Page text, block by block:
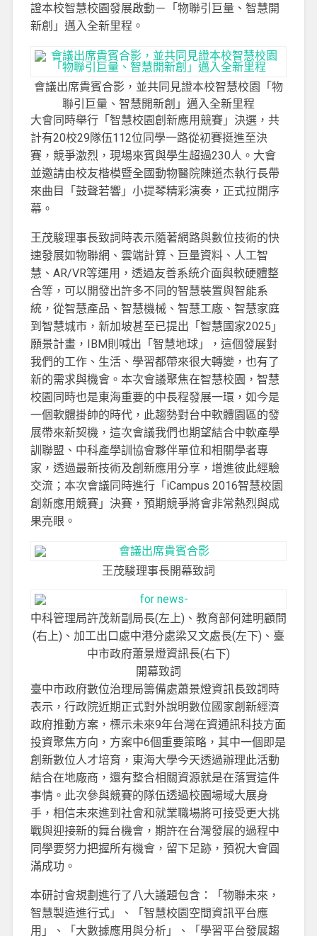
證本校智慧校園發展啟動－「物聯引巨量、智慧開
新創」邁入全新里程。
會議出席貴賓合影，並共同見證本校智慧校園「物
聯引巨量、智慧開新創」邁入全新里程
大會同時舉行「智慧校園創新應用競賽」決選，共
計有20校29隊伍112位同學一路從初賽挺進至決
賽，競爭激烈，現場來賓與學生超過230人。大會
並邀請由校友楷模暨全國動物醫院陳道杰執行長帶
來曲目「鼓聲若響」小提琴精彩演奏，正式拉開序
幕。
王茂駿理事長致詞時表示隨著網路與數位技術的快
速發展如物聯網、雲端計算、巨量資料、人工智
慧、AR/VR等運用，透過友善系統介面與軟硬體整
合等，可以開發出許多不同的智慧裝置與智能系
統，從智慧產品、智慧機械、智慧工廠、智慧家庭
到智慧城市，新加坡甚至已提出「智慧國家2025」
願景計畫，IBM則喊出「智慧地球」，這個發展對
我們的工作、生活、學習都帶來很大轉變，也有了
新的需求與機會。本次會議聚焦在智慧校園，智慧
校園同時也是東海重要的中長程發展一環，如今是
一個軟體掛帥的時代，此趨勢對台中軟體園區的發
展帶來新契機，這次會議我們也期望結合中軟產學
訓聯盟、中科產學訓協會夥伴單位和相關學者專
家，透過最新技術及創新應用分享，增進彼此經驗
交流；本次會議同時進行「iCampus 2016智慧校園
創新應用競賽」決賽，預期競爭將會非常熱烈與成
果亮眼。
王茂駿理事長開幕致詞
中科管理局許茂新副局長(左上)、教育部何建明顧問
(右上)、加工出口處中港分處梁又文處長(左下)、臺
中市政府蕭景燈資訊長(右下)
開幕致詞
臺中市政府數位治理局籌備處蕭景燈資訊長致詞時
表示，行政院近期正式對外說明數位國家創新經濟
政府推動方案，標示未來9年台灣在資通訊科技方面
投資聚焦方向，方案中6個重要策略，其中一個即是
創新數位人才培育，東海大學今天透過辦理此活動
結合在地廠商，還有整合相關資源就是在落實這件
事情。此次參與競賽的隊伍透過校園場域大展身
手，相信未來進到社會和就業職場將可接受更大挑
戰與迎接新的舞台機會，期許在台灣發展的過程中
同學要努力把握所有機會，留下足跡，預祝大會圓
滿成功。
本研討會規劃進行了八大議題包含：「物聯未來，
智慧製造進行式」、「智慧校園空間資訊平台應
用」、「大數據應用與分析」、「學習平台發展趨